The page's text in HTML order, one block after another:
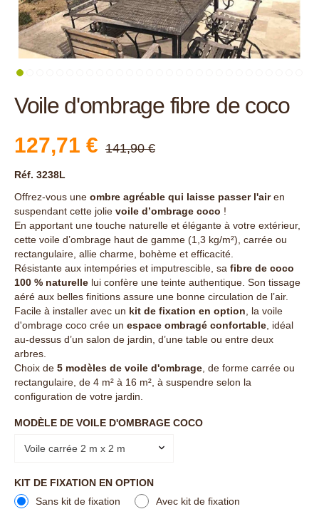
Voile d'ombrage fibre de coco
127,71 € 141,90 €
Réf. 3238L
Offrez-vous une ombre agréable qui laisse passer l'airen
suspendant cette jolie voile d’ombrage coco !
En apportant une touche naturelle et élégante à votre extérieur,
cette voile d’ombrage haut de gamme (1,3 kg/m²), carrée ou
rectangulaire, allie charme, bohème et efficacité.
Résistante aux intempéries et imputrescible, sa fibre de coco
100 % naturelle lui confère une teinte authentique. Son tissage
aéré aux belles finitions assure une bonne circulation de l’air.
Facile à installer avec un kit de fixation en option , la voile
d'ombrage coco crée un espace ombragé confortable , idéal
au-dessus d’un salon de jardin, d’une table ou entre deux
arbres.
Choix de 5 modèles de voile d'ombrage , de forme carrée ou
rectangulaire, de 4 m² à 16 m², à suspendre selon la
configuration de votre jardin.
MODÈLE DE VOILE D'OMBRAGE COCO
Voile carrée 2 m x 2 m
KIT DE FIXATION EN OPTION
Sans kit de fixation
Avec kit de fixation